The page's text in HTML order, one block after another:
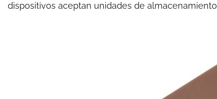
dispositivos aceptan unidades de almacenamiento